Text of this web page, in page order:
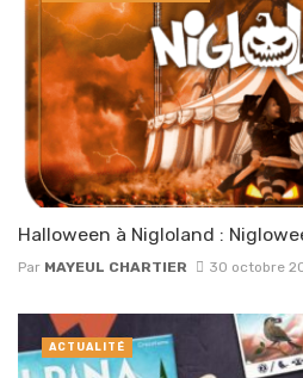
Halloween à Nigloland :
Par MAYEUL CHARTIER 30 octobre
ACTUALITÉ